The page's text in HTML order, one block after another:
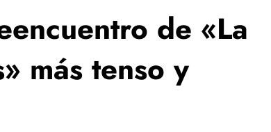
de «La
más tenso y